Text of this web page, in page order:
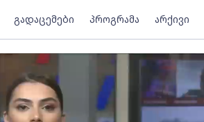
გადაცემები პროგრამა არქივი